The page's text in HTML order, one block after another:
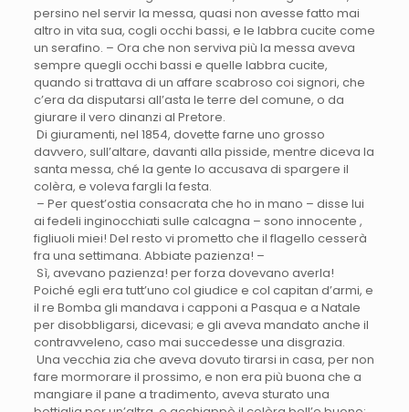
persino nel servir la messa, quasi non avesse fatto mai
altro in vita sua, cogli occhi bassi, e le labbra cucite come
un serafino. – Ora che non serviva più la messa aveva
sempre quegli occhi bassi e quelle labbra cucite,
quando si trattava di un affare scabroso coi signori, che
c’era da disputarsi all’asta le terre del comune, o da
giurare il vero dinanzi al Pretore.
Di giuramenti, nel 1854, dovette farne uno grosso
davvero, sull’altare, davanti alla pisside, mentre diceva la
santa messa, ché la gente lo accusava di spargere il
colèra, e voleva fargli la festa.
– Per quest’ostia consacrata che ho in mano – disse lui
ai fedeli inginocchiati sulle calcagna – sono innocente ,
figliuoli miei! Del resto vi prometto che il flagello cesserà
fra una settimana. Abbiate pazienza! –
Sì, avevano pazienza! per forza dovevano averla!
Poiché egli era tutt’uno col giudice e col capitan d’armi, e
il re Bomba gli mandava i capponi a Pasqua e a Natale
per disobbligarsi, dicevasi; e gli aveva mandato anche il
contravveleno, caso mai succedesse una disgrazia.
Una vecchia zia che aveva dovuto tirarsi in casa, per non
fare mormorare il prossimo, e non era più buona che a
mangiare il pane a tradimento, aveva sturato una